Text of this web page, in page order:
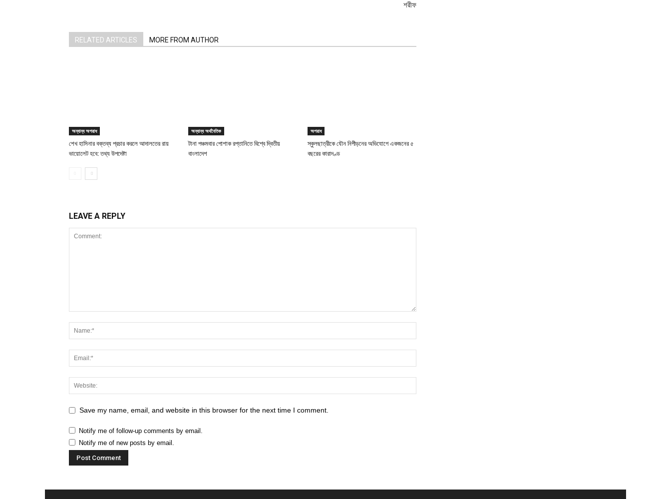
শরীফ
RELATED ARTICLES MORE FROM AUTHOR
অন্যান্য অপরাধ
শেখ হাসিনার বক্তব্য প্রচার করলে আদালতের রায়
ভায়োলেট হবে: তথ্য উপদেষ্টা
অন্যান্য অর্থনৈতিক
টানা পঞ্চমবার পোশাক রপ্তানিতে বিশ্বে দ্বিতীয়
বাংলাদেশ
অপরাধ
স্কুলছাত্রীকে যৌন নিপীড়নের অভিযোগে একজনের ৫
বছরের কারাদণ্ড
LEAVE A REPLY
Save my name, email, and website in this browser for the next time I comment.
Notify me of follow-up comments by email.
Notify me of new posts by email.